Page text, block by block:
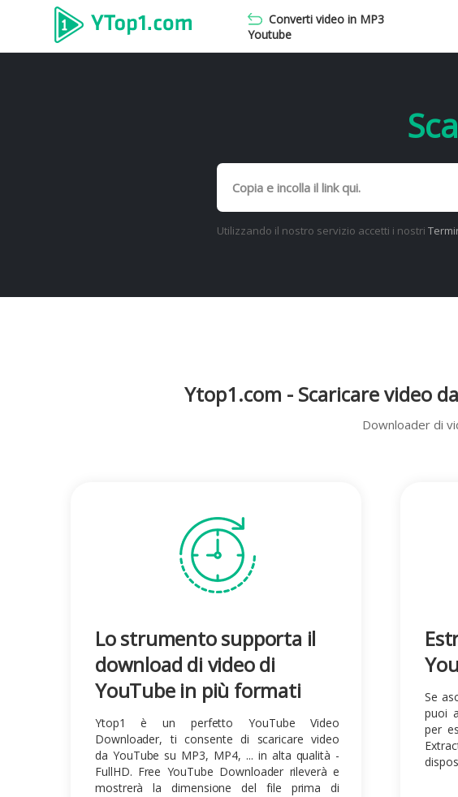
Converti video in MP3
Youtube
Utilizzando il nostro servizio accetti i nostri
Ytop1.com - Scaricare video
Downloader di
Lo strumento supporta il
download di video di
YouTube in più formati
Ytop1 è un perfetto YouTube Video
Downloader, ti consente di scaricare video
da YouTube su MP3, MP4, ... in alta qualità -
FullHD. Free YouTube Downloader rileverà e
mostrerà la dimensione del file prima di
Se
puoi
per